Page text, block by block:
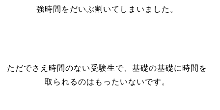
強時間をだいぶ割いてしまいました。
ただでさえ時間のない受験生で、基礎の基礎に時間を
取られるのはもったいないです。